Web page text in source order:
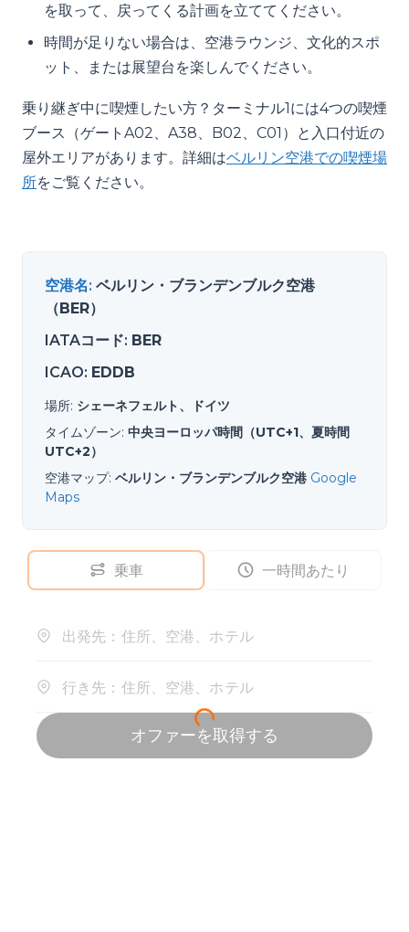
を取って、戻ってくる計画を立ててください。
時間が足りない場合は、空港ラウンジ、文化的スポ
ット、または展望台を楽しんでください。
乗り継ぎ中に喫煙したい方？ターミナル1には4つの喫煙
ブース（ゲートA02、A38、B02、C01）と入口付近の
屋外エリアがあります。詳細はベルリン空港での喫煙場
所をご覧ください。
空港名: ベルリン・ブランデンブルク空港
（BER）
IATAコード: BER
ICAO: EDDB
場所: シェーネフェルト、ドイツ
タイムゾーン: 中央ヨーロッパ時間（UTC+1、夏時間
UTC+2）
空港マップ: ベルリン・ブランデンブルク空港 Google
Maps